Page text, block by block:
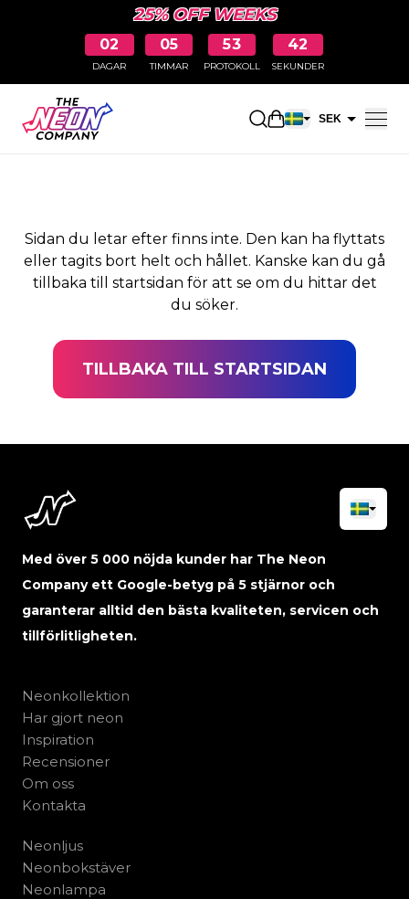
25% OFF WEEKS
02
DAGAR
05
TIMMAR
53
PROTOKOLL
42
SEKUNDER
ÖppnaSEK
SIDAN HITTADES INTE
Sidan du letar efter finns inte. Den kan ha flyttats
eller tagits bort helt och hållet. Kanske kan du gå
tillbaka till startsidan för att se om du hittar det
du söker.
TILLBAKA TILL STARTSIDAN
Med över 5 000 nöjda kunder har The Neon
Company ett Google-betyg på 5 stjärnor och
garanterar alltid den bästa kvaliteten, servicen och
tillförlitligheten.
Neonkollektion
Har gjort neon
Inspiration
Recensioner
Om oss
Kontakta
Neonljus
Neonbokstäver
Neonlampa